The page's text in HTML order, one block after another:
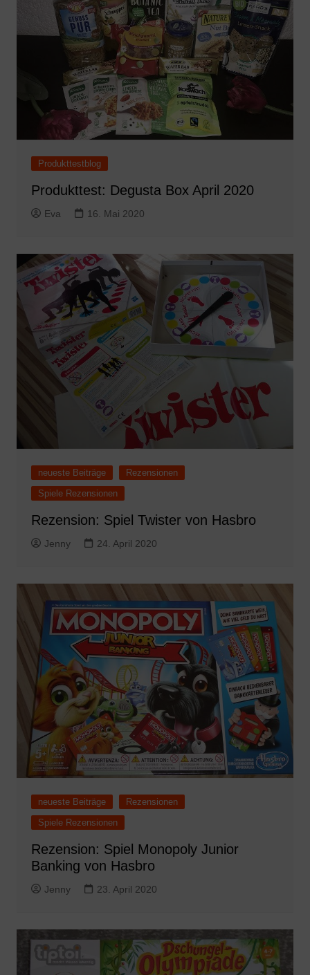
Produkttestblog
Produkttest: Degusta Box April 2020
Eva 16. Mai 2020
neueste Beiträge
Rezensionen
Spiele Rezensionen
Rezension: Spiel Twister von Hasbro
Jenny 24. April 2020
neueste Beiträge
Rezensionen
Spiele Rezensionen
Rezension: Spiel Monopoly Junior
Banking von Hasbro
Jenny 23. April 2020